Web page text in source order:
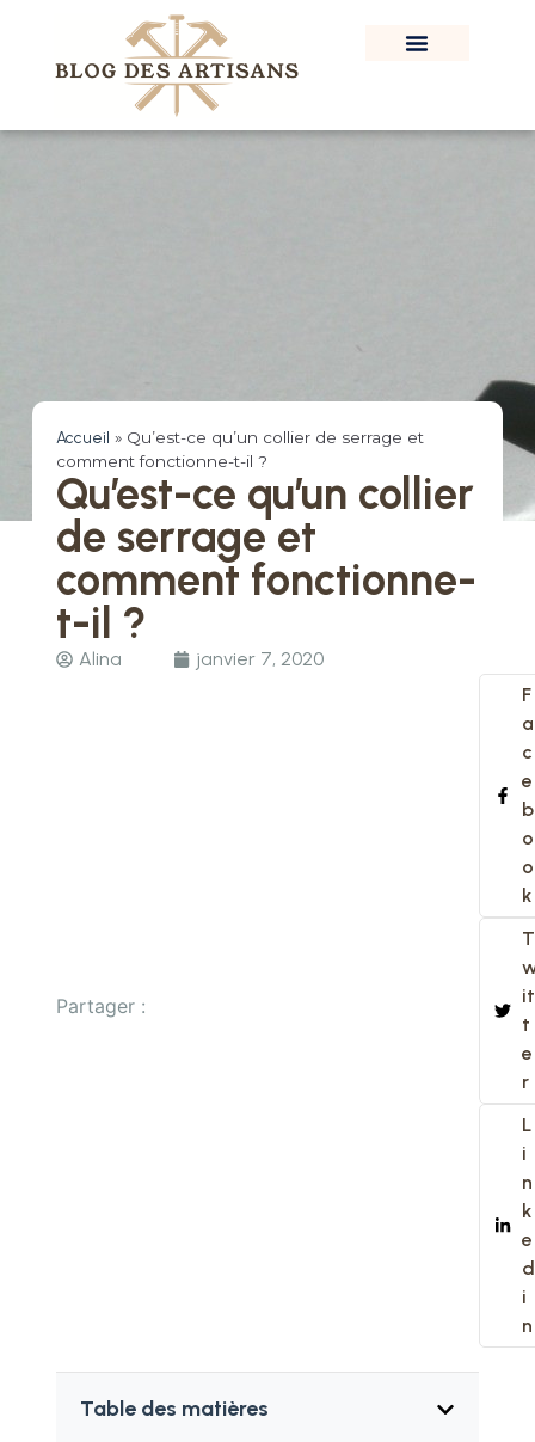
Accueil » Qu’est-ce qu’un collier de serrage et
comment fonctionne-t-il ?
Qu’est-ce qu’un collier
de serrage et
comment fonctionne-
t-il ?
Alina janvier 7, 2020
Partager :
F
a
c
e
b
o
o
k
T
it
t
e
r
L
i
n
k
e
d
i
n
Table des matières